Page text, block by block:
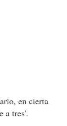
en cierta
a tres'.